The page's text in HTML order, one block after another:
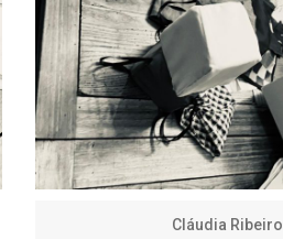
Cláudia Ribeiro